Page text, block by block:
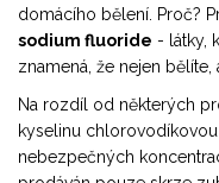
domácího bělení. Proč?
sodium fluoride - látky,
znamená, že nejen
Na rozdíl od některých
kyselinu
nebezpečných